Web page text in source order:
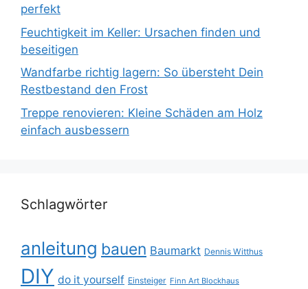
perfekt
Feuchtigkeit im Keller: Ursachen finden und
beseitigen
Wandfarbe richtig lagern: So übersteht Dein
Restbestand den Frost
Treppe renovieren: Kleine Schäden am Holz
einfach ausbessern
Schlagwörter
anleitung bauen Baumarkt Dennis Witthus
DIY do it yourself Einsteiger Finn Art Blockhaus